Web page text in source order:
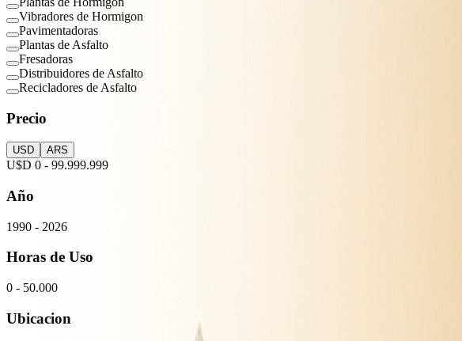
Vibradores de Hormigon
Pavimentadoras
Plantas de Asfalto
Fresadoras
Distribuidores de Asfalto
Recicladores de Asfalto
Precio
USD ARS
U$D 0 - 99.999.999
Año
1990 - 2026
Horas de Uso
0 - 50.000
Ubicacion